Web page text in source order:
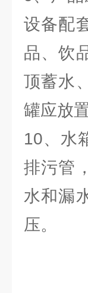
设备配
品、饮
顶蓄水
罐应放
10、水
排污管
水和漏
压。